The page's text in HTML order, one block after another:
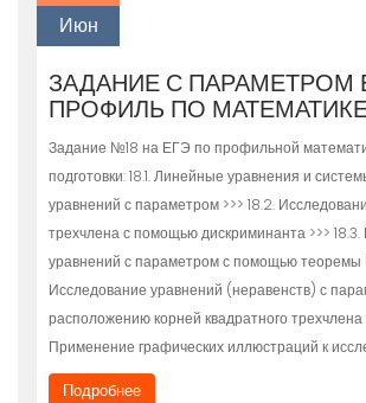
Июн
ЗАДАНИЕ С ПАРАМЕТРОМ
ПРОФИЛЬ ПО
Задание №18 на ЕГЭ по профильной
подготовки: 18.1. Линейные уравнения и
уравнений с параметром >>> 18.2.
трехчлена с помощью дискриминанта >>>
уравнений с параметром с помощью теоремы
Исследование уравнений (неравенств) с
расположению корней квадратного трехчлена
Применение графических иллюстраций к
Подробнее